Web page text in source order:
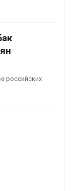
российских